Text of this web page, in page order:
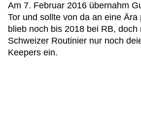
Am 7. Februar 2016 übernahm
Tor und sollte von da an eine Ära
blieb noch bis 2018 bei RB, doch
Schweizer Routinier nur noch
Keepers ein.